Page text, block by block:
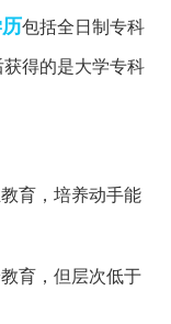
包括全日制专科
得的是大学专科
育，培养动手能
育，但层次低于